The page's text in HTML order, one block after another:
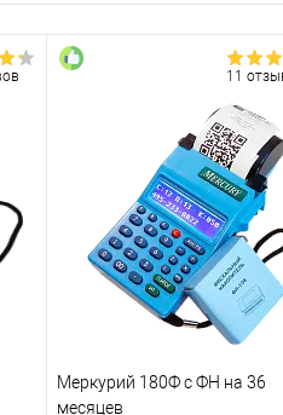
11
Меркурий 180Ф c ФН на 36
месяцев